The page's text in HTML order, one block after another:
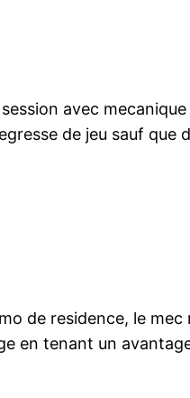
avec
de jeu sauf que
de residence, le mec
en tenant un